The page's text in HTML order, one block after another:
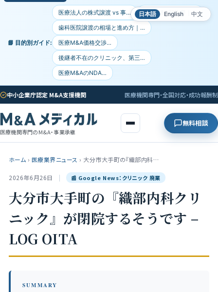
日本語 English 中文
📘 目的別ガイド:
医療法人の株式譲渡 vs 事… 医療M&A契約書｜…
歯科医院譲渡の相場と進め方｜…
医療M&A価格交渉…
後継者不在のクリニック、第三…
医療M&AのNDA…
中小企業庁認定 M&A支援機関 医療機関専門・全国対応・成功報酬制
医療機関専門のM&A・事業承継
無料相談
ホーム › 医療業界ニュース › 大分市大手町の『織部内科…
2026年6月26日 | 📰 Google News：クリニック 廃業
大分市大手町の『織部内科クリ
ニック』が閉院するそうです –
LOG OITA
SUMMARY